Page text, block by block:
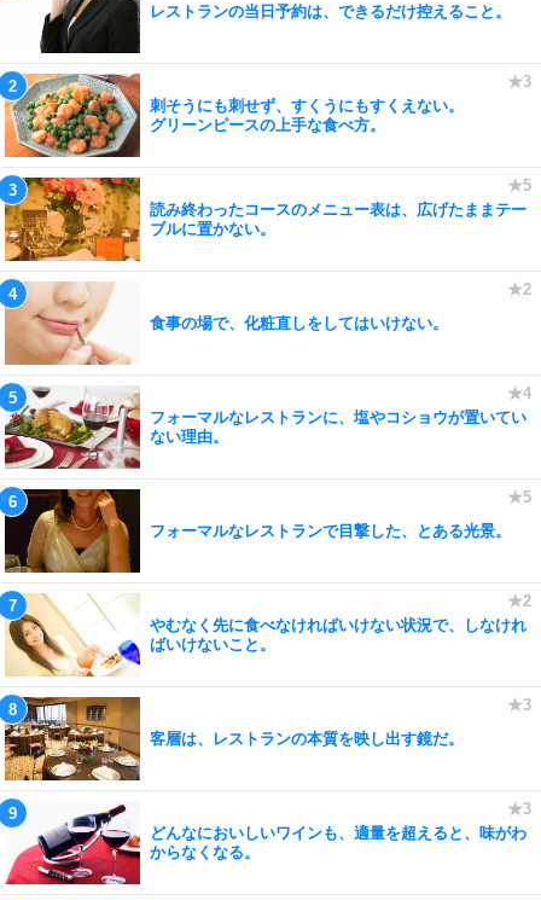
レストランの当日予約は、できるだけ控えること。
刺そうにも刺せず、すくうにもすくえない。
グリーンピースの上手な食べ方。
読み終わったコースのメニュー表は、広げたままテー
ブルに置かない。
食事の場で、化粧直しをしてはいけない。
フォーマルなレストランに、塩やコショウが置いてい
ない理由。
フォーマルなレストランで目撃した、とある光景。
やむなく先に食べなければいけない状況で、しなけれ
ばいけないこと。
客層は、レストランの本質を映し出す鏡だ。
どんなにおいしいワインも、適量を超えると、味がわ
からなくなる。